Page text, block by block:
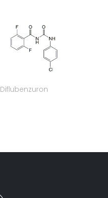
Diflubenzuron